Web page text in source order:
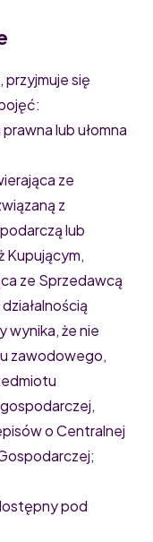
się
lub ułomna
ze
z
lub
Kupującym,
ze Sprzedawcą
wynika, że nie
zawodowego,
o Centralnej
pod